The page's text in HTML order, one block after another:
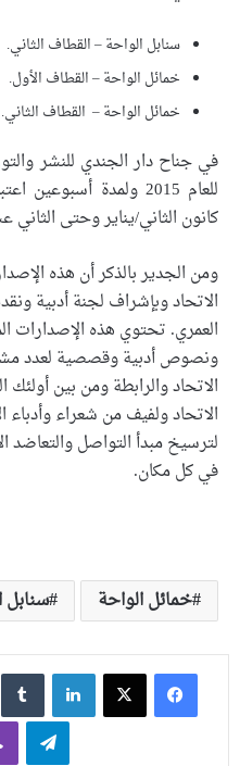
سنابل الواحة – القطاف الثاني.
خمائل الواحة – القطاف الأول.
خمائل الواحة – القطاف الثاني.
في جناح دار الجندي للنشر
للعام 2015 ولمدة
كانون الثاني/يناير وحتى
ومن الجدير بالذكر أن هذه
الاتحاد وبإشراف لجنة أدبية
العمري. تحتوي هذه الإصدارات
ونصوص أدبية وقصصية لعدد
الاتحاد والرابطة ومن بين
الاتحاد ولفيف من شعراء
لترسيخ مبدأ التواصل والتعاضد
في كل مكان.
خمائل الواحة سنابل
فيسبوك ‫X لينكدإن
تيلقرام